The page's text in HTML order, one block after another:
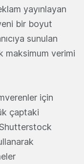
yayınlayan
bir boyut
sunulan
maksimum verimi
için
çaptaki